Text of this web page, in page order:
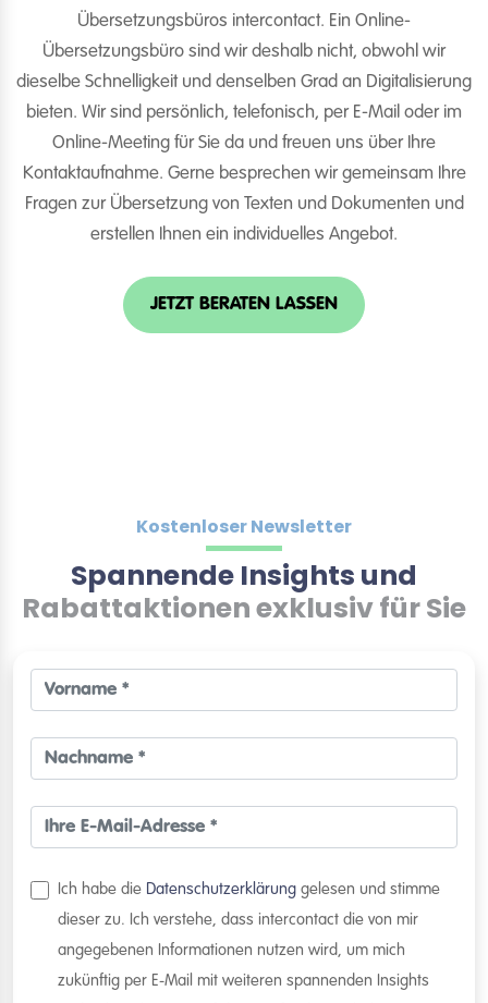
Übersetzungsbüros intercontact. Ein Online-
Übersetzungsbüro sind wir deshalb nicht, obwohl wir
dieselbe Schnelligkeit und denselben Grad an Digitalisierung
bieten. Wir sind persönlich, telefonisch, per E-Mail oder im
Online-Meeting für Sie da und freuen uns über Ihre
Kontaktaufnahme. Gerne besprechen wir gemeinsam Ihre
Fragen zur Übersetzung von Texten und Dokumenten und
erstellen Ihnen ein individuelles Angebot.
JETZT BERATEN LASSEN
Kostenloser Newsletter
Spannende Insights und
Rabattaktionen exklusiv für Sie
Ich habe die Datenschutzerklärung gelesen und stimme
dieser zu. Ich verstehe, dass intercontact die von mir
angegebenen Informationen nutzen wird, um mich
zukünftig per E-Mail mit weiteren spannenden Insights